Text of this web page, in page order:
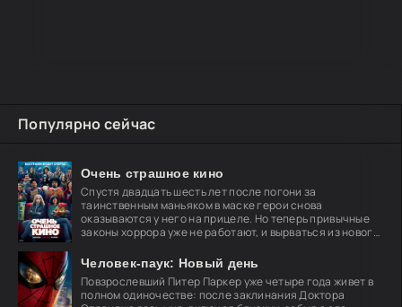
Популярно сейчас
Очень страшное кино
Спустя двадцать шесть лет после погони за
таинственным маньяком в маске герои снова
оказываются у него на прицеле. Но теперь привычные
законы хоррора уже не работают, и вырваться из нового
Человек-паук: Новый день
Повзрослевший Питер Паркер уже четыре года живет в
полном одиночестве: после заклинания Доктора